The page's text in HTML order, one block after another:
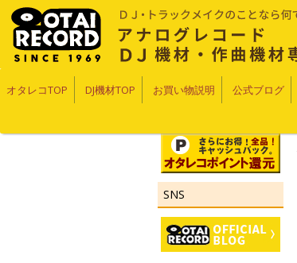
オタレコTOP DJ機材TOP お買い物説明 公式ブログ
SNS